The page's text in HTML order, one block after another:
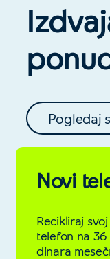
Pogledaj
Novi
Recikliraj
telefon na
dinara